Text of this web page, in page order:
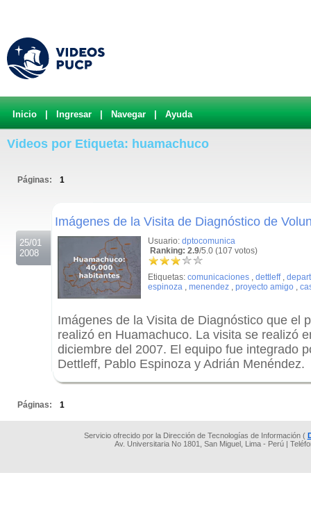
Inicio Ingresar Navegar Ayuda
Videos por Etiqueta: huamachuco
Páginas: 1
25/01
2008
Imágenes de la Visita de Diagnóstico de
Usuario: dptocomunica
Ranking: 2.9/5.0 (107 votos)
Etiquetas: comunicaciones , dettleff,
espinoza , menendez , proyecto amigo ,
Imágenes de la Visita de Diagnóstico que el
realizó en Huamachuco. La visita se realizó
diciembre del 2007. El equipo fue integrado
Dettleff, Pablo Espinoza y Adrián Menéndez.
Páginas: 1
Servicio ofrecido por la Dirección de Tecnologías de Información (
Av. Universitaria No 1801, San Miguel, Lima - Perú |